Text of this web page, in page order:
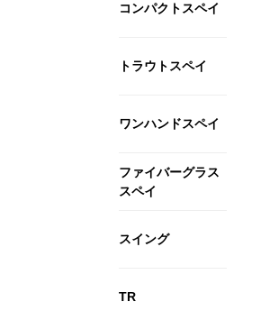
コンパクトスペイ
トラウトスペイ
ワンハンドスペイ
ファイバーグラス
スペイ
スイング
TR